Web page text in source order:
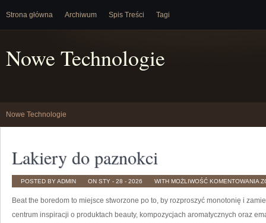
Strona główna Archiwum Spis Treści Tagi
Nowe Technologie
Nowe Technologie
Lakiery do paznokci
POSTED BY ADMIN ON STY - 28 - 2026 WITH MOŻLIWOŚĆ KOMENTOWANIA
Beat the boredom to miejsce stworzone po to, by rozproszyć monotonię i
centrum inspiracji o produktach beauty, kompozycjach aromatycznych oraz